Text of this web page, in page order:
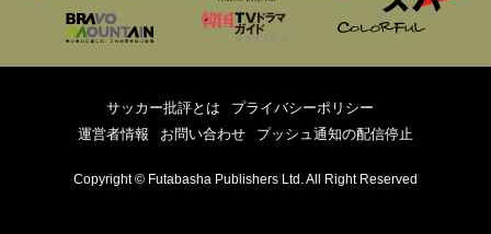
サッカー批評とは
プライバシーポリシー
運営者情報
お問い合わせ プッシュ通知の配信停止
Copyright © Futabasha Publishers Ltd. All Right Reserved